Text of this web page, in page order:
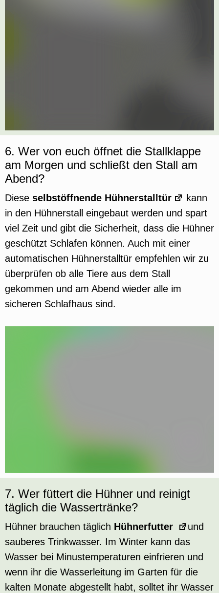
6. Wer von euch öffnet die Stallklappe
am Morgen und schließt den Stall am
Abend?
Diese selbstöffnende Hühnerstalltür
kann
in den Hühnerstall eingebaut werden und spart
viel Zeit und gibt die Sicherheit, dass die Hühner
geschützt Schlafen können. Auch mit einer
automatischen Hühnerstalltür empfehlen wir zu
überprüfen ob alle Tiere aus dem Stall
gekommen und am Abend wieder alle im
sicheren Schlafhaus sind.
7. Wer füttert die Hühner und reinigt
täglich die Wassertränke?
Hühner brauchen täglich Hühnerfutter
und
sauberes Trinkwasser. Im Winter kann das
Wasser bei Minustemperaturen einfrieren und
wenn ihr die Wasserleitung im Garten für die
kalten Monate abgestellt habt, solltet ihr Wasser